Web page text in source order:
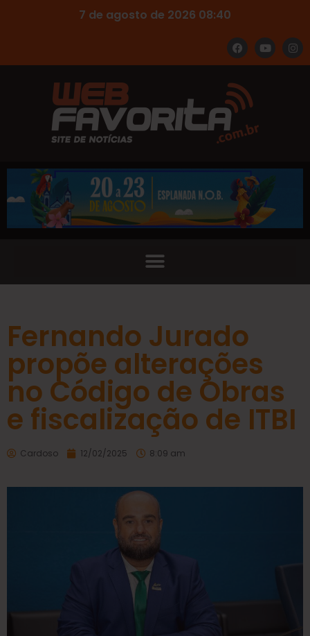
7 de agosto de 2026 08:40
Fernando Jurado
propõe alterações
no Código de Obras
e fiscalização de ITBI
Cardoso 12/02/2025 8:09 am